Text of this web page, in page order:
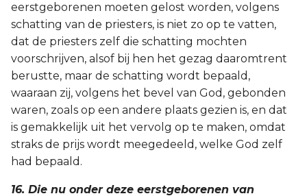
eerstgeborenen moeten gelost worden, volgens
schatting van de priesters, is niet zo op te vatten,
dat de priesters zelf die schatting mochten
voorschrijven, alsof bij hen het gezag daaromtrent
berustte, maar de schatting wordt bepaald,
waaraan zij, volgens het bevel van God, gebonden
waren, zoals op een andere plaats gezien is, en dat
is gemakkelijk uit het vervolg op te maken, omdat
straks de prijs wordt meegedeeld, welke God zelf
had bepaald.
16. Die nu onder deze eerstgeborenen van